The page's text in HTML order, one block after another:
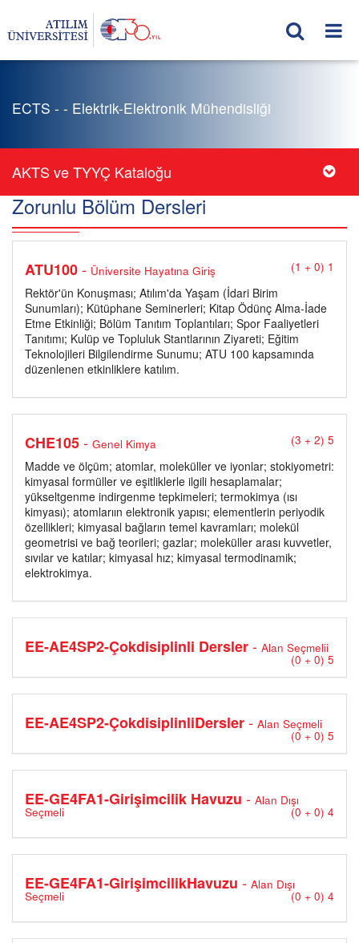
ECTS - - Elektrik-Elektronik Mühendisliği
AKTS ve TYYÇ Kataloğu
Zorunlu Bölüm Dersleri
ATU100- Üniversite Hayatına Giriş (1 + 0) 1
Rektör'ün Konuşması; Atılım'da Yaşam (İdari Birim
Sunumları); Kütüphane Seminerleri; Kitap Ödünç Alma-İade
Etme Etkinliği; Bölüm Tanıtım Toplantıları; Spor Faaliyetleri
Tanıtımı; Kulüp ve Topluluk Stantlarının Ziyareti; Eğitim
Teknolojileri Bilgilendirme Sunumu; ATU 100 kapsamında
düzenlenen etkinliklere katılım.
CHE105- Genel Kimya (3 + 2) 5
Madde ve ölçüm; atomlar, moleküller ve iyonlar; stokiyometri:
kimyasal formüller ve eşitliklerle ilgili hesaplamalar;
yükseltgenme indirgenme tepkimeleri; termokimya (ısı
kimyası); atomlarıın elektronik yapısı; elementlerin periyodik
özellikleri; kimyasal bağların temel kavramları; molekül
geometrisi ve bağ teorileri; gazlar; moleküller arası kuvvetler,
sıvılar ve katılar; kimyasal hız; kimyasal termodinamik;
elektrokimya.
EE-AE4SP2-Çokdisiplinli Dersler- Alan Seçmelii
(0 + 0) 5
EE-AE4SP2-ÇokdisiplinliDersler- Alan Seçmeli
(0 + 0) 5
EE-GE4FA1-Girişimcilik Havuzu - Alan Dışı
Seçmeli (0 + 0) 4
EE-GE4FA1-GirişimcilikHavuzu - Alan Dışı
Seçmeli (0 + 0) 4